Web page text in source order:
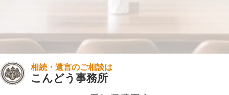
相続・遺言のご相談は
こんどう事務所